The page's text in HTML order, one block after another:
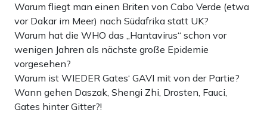
Warum fliegt man einen Briten von Cabo Verde (etwa
vor Dakar im Meer) nach Südafrika statt UK?
Warum hat die WHO das „Hantavirus“ schon vor
wenigen Jahren als nächste große Epidemie
vorgesehen?
Warum ist WIEDER Gates‘ GAVI mit von der Partie?
Wann gehen Daszak, Shengi Zhi, Drosten, Fauci,
Gates hinter Gitter?!